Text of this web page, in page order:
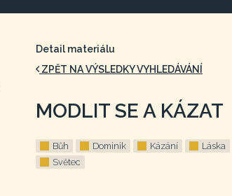
Detail materiálu
ZPĚT NA VÝSLEDKY VYHLEDÁVÁNÍ
MODLIT SE A KÁZAT
Bůh Dominik Kázání Láska
Světec